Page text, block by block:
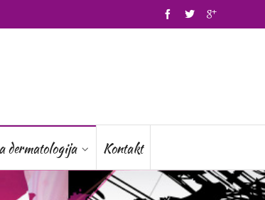
dermatologija Kontakt